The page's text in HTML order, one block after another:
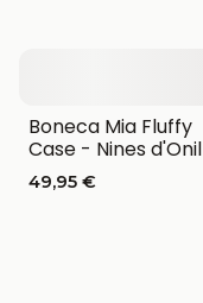
Boneca Mia Fluffy
Case - Nines d'Onil
49,95 €